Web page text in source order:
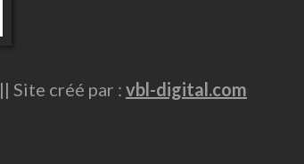
|| Site créé par : vbl-digital.com